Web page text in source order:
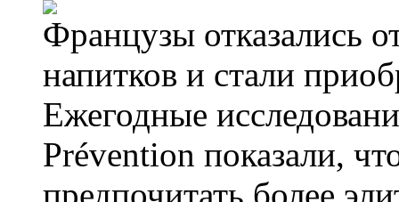
Французы отказались
напитков и стали
Ежегодные
Prévention показали,
предпочитать более